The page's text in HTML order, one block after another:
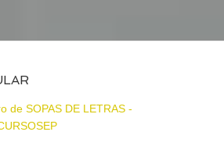
de SOPAS DE LETRAS -